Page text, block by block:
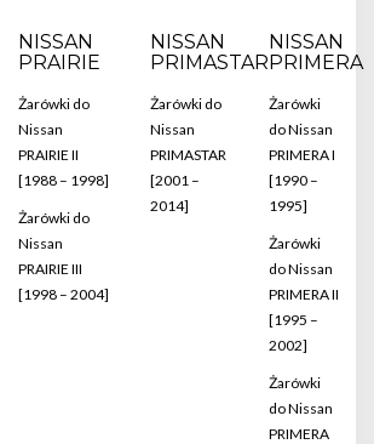
NISSAN
PRAIRIE
Żarówki do
Nissan
PRAIRIE II
[1988 – 1998]
Żarówki do
Nissan
PRAIRIE III
[1998 – 2004]
NISSAN
PRIMASTAR
Żarówki do
Nissan
PRIMASTAR
[2001 –
2014]
NISSAN
PRIMERA
Żarówki
do Nissan
PRIMERA I
[1990 –
1995]
Żarówki
do Nissan
PRIMERA II
[1995 –
2002]
Żarówki
do Nissan
PRIMERA